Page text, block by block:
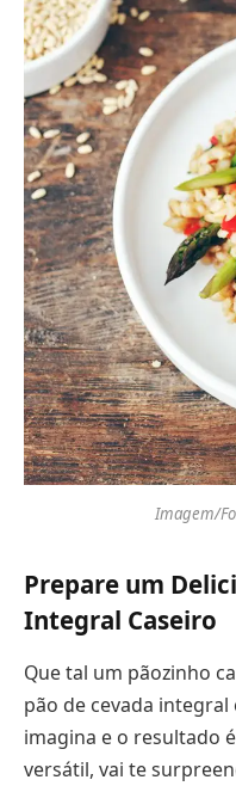
Imagem/
Prepare um
Integral Caseiro
Que tal um pãozinho
pão de cevada
imagina e o resultado
versátil, vai te